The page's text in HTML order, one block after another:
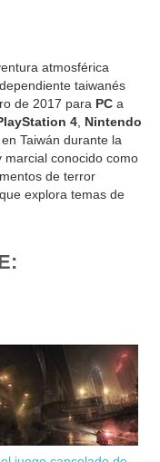
atmosférica
taiwanés
de 2017 para PC a
4, Nintendo
Taiwán durante la
conocido como
de terror
explora temas de